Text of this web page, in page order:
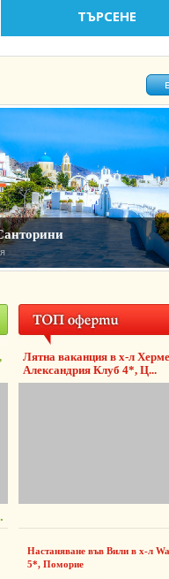
Лятна ваканция в х-л
Александрия Клуб 4*, Ц...
Настаняване във Вили в х-л
5*, Поморие